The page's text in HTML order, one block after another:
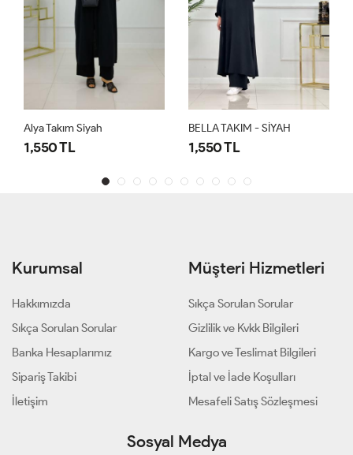
Alya Takım Siyah
1,550 TL
BELLA TAKIM - SİYAH
1,550 TL
Kurumsal
Hakkımızda
Sıkça Sorulan Sorular
Banka Hesaplarımız
Sipariş Takibi
İletişim
Müşteri Hizmetleri
Sıkça Sorulan Sorular
Gizlilik ve Kvkk Bilgileri
Kargo ve Teslimat Bilgileri
İptal ve İade Koşulları
Mesafeli Satış Sözleşmesi
Sosyal Medya